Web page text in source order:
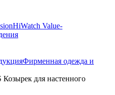
HiWatch Value-
Фирменная одежда и
для настенного